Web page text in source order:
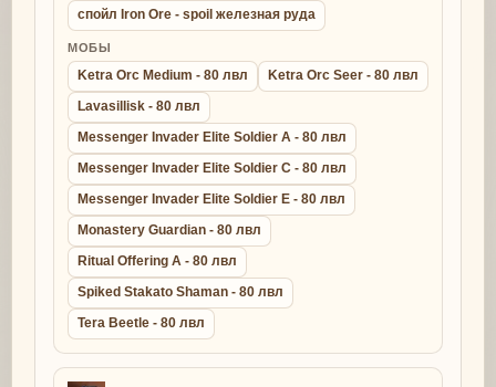
спойл Iron Ore - spoil железная руда
МОБЫ
Ketra Orc Medium - 80 лвл
Ketra Orc Seer - 80 лвл
Lavasillisk - 80 лвл
Messenger Invader Elite Soldier A - 80 лвл
Messenger Invader Elite Soldier C - 80 лвл
Messenger Invader Elite Soldier E - 80 лвл
Monastery Guardian - 80 лвл
Ritual Offering A - 80 лвл
Spiked Stakato Shaman - 80 лвл
Tera Beetle - 80 лвл